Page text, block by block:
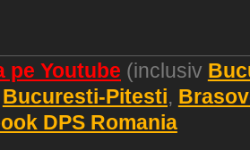
pe Youtube (inclusiv
Bucuresti-Pitesti,
DPS Romania